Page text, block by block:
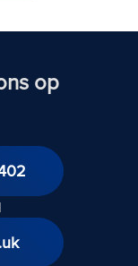
Koninkrijk
op